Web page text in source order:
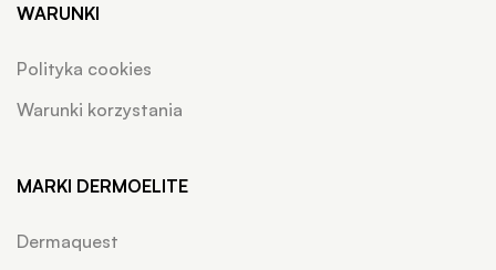
WARUNKI
Polityka cookies
Warunki korzystania
MARKI DERMOELITE
Dermaquest